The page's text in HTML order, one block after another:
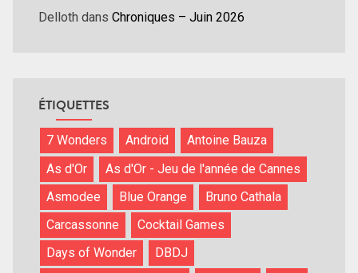
Delloth dans Chroniques – Juin 2026
ÉTIQUETTES
7 Wonders Android
Antoine Bauza
As d'Or
As d'Or - Jeu de l'année de Cannes
Asmodee
Blue Orange
Bruno Cathala
Carcassonne
Cocktail Games
Days of Wonder
DBDJ